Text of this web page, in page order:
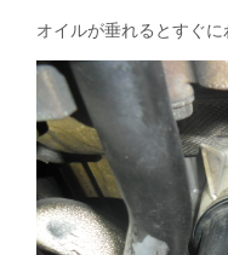
オイルが垂れるとすぐに